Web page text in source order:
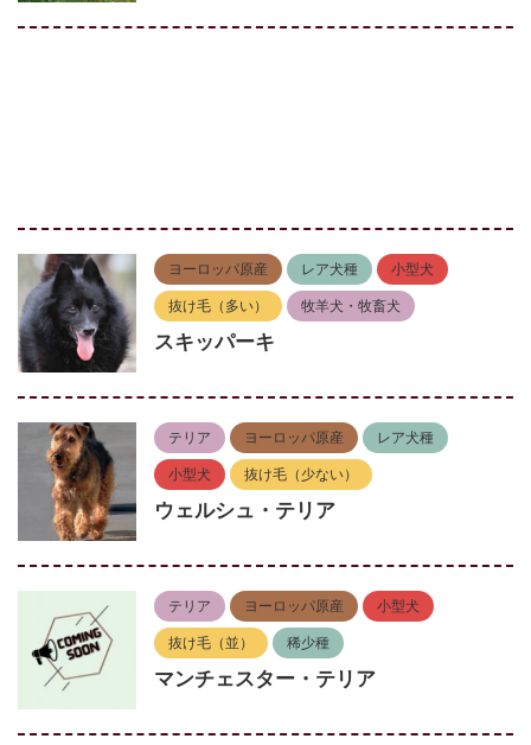
ヨーロッパ原産 レア犬種 小型犬
抜け毛（多い） 牧羊犬・牧畜犬
スキッパーキ
テリア ヨーロッパ原産 レア犬種
小型犬 抜け毛（少ない）
ウェルシュ・テリア
テリア ヨーロッパ原産 小型犬
抜け毛（並） 稀少種
マンチェスター・テリア